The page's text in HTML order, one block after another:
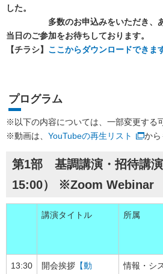
した。
多数のお申込みをいただき、あり
当日のご参加をお待ちしております。
【チラシ】 ここからダウンロードできま
プログラム
※以下の内容については、一部変更する
※動画は、 YouTubeの再生リスト から
第1部 基調講演・招待講
15:00） ※Zoom Webinar
講演タイトル 所属
13:30
開会挨拶 【動
情報・シ